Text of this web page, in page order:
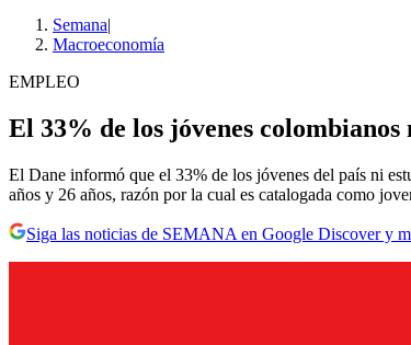
Semana|
Macroeconomía
EMPLEO
El 33% de los jóvenes
El Dane informó que el 33% de los jóvenes del país ni
años y 26 años, razón por la cual es catalogada como
Siga las noticias de SEMANA en Google Discover y